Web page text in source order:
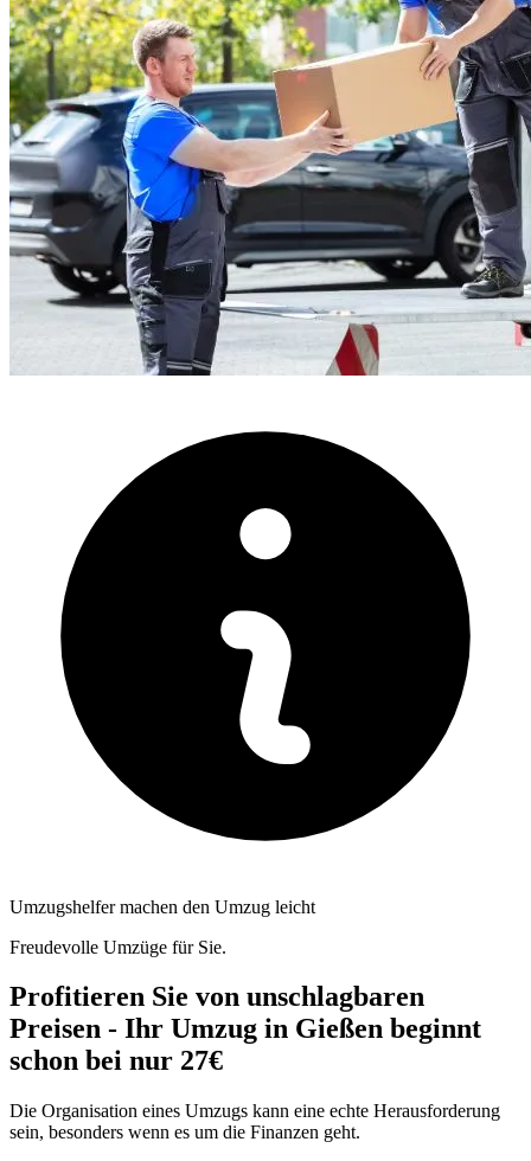
Umzugshelfer machen den Umzug leicht
Freudevolle Umzüge für Sie.
Profitieren Sie von unschlagbaren
Preisen - Ihr Umzug in Gießen beginnt
schon bei nur 27€
Die Organisation eines Umzugs kann eine echte Herausforderung
sein, besonders wenn es um die Finanzen geht.